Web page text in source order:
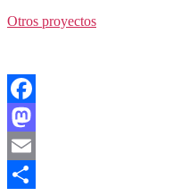
Otros proyectos
Facebook
Mastodon
Email